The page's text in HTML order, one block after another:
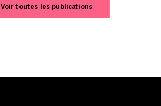
Voir toutes les publications